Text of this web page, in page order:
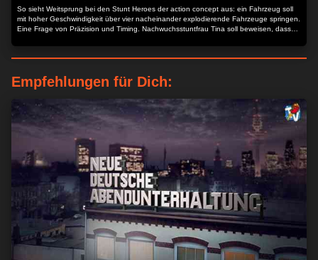
So sieht Weitsprung bei den Stunt Heroes der action concept aus: ein Fahrzeug soll
mit hoher Geschwindigkeit über vier nacheinander explodierende Fahrzeuge springen.
Eine Frage von Präzision und Timing. Nachwuchsstuntfrau Tina soll beweisen, dass
Empfehlungen für Dich: